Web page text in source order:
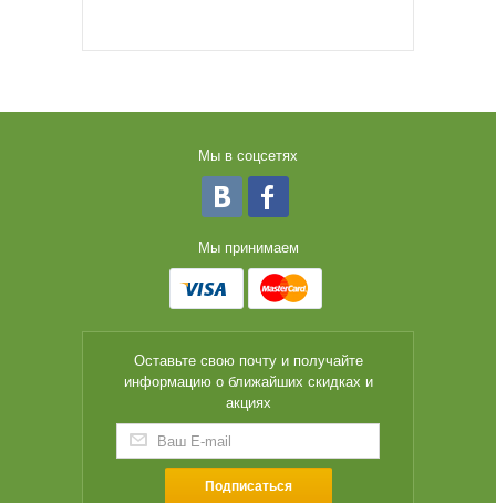
Мы в соцсетях
Мы принимаем
Оставьте свою почту и получайте
информацию о ближайших скидках и
акциях
Подписаться